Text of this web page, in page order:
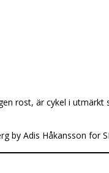
rost, är cykel i utmärkt
by Adis Håkansson for